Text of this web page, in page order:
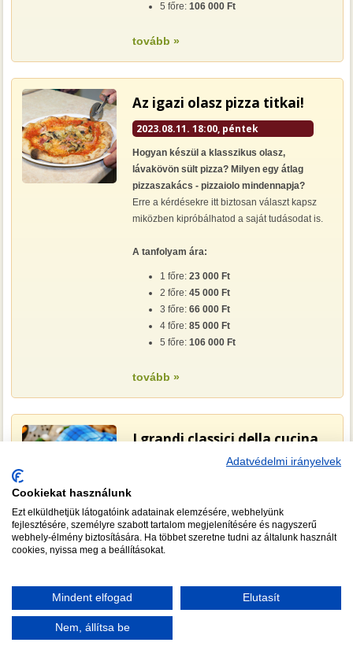
5 főre:106 000 Ft
tovább »
Az igazi olasz pizza titkai!
2023.08.11. 18:00, péntek
Hogyan készül a klasszikus olasz,
lávakövön sült pizza? Milyen egy átlag
pizzaszakács - pizzaiolo mindennapja?
Erre a kérdésekre itt biztosan választ kapsz
miközben kipróbálhatod a saját tudásodat is.
A tanfolyam ára:
1 főre:23 000 Ft
2 főre:45 000 Ft
3 főre:66 000 Ft
4 főre:85 000 Ft
5 főre:106 000 Ft
tovább »
I grandi classici della cucina
italiana - A nagy olasz
Az idénynek megfelelő, autentikus olasz
finomságok.
elkészíthető étel van, mely egy kis olasz
rafinériával könnyen a kedvenc ételünkké/a
Adatvédelmi irányelvek
Cookiekat használunk
Ezt elküldhetjük látogatóink adatainak elemzésére, webhelyünk
fejlesztésére, személyre szabott tartalom megjelenítésére és nagyszerű
webhely-élmény biztosítására. Ha többet szeretne tudni az általunk használt
cookies, nyissa meg a beállításokat.
Mindent elfogad Elutasít
Nem, állítsa be